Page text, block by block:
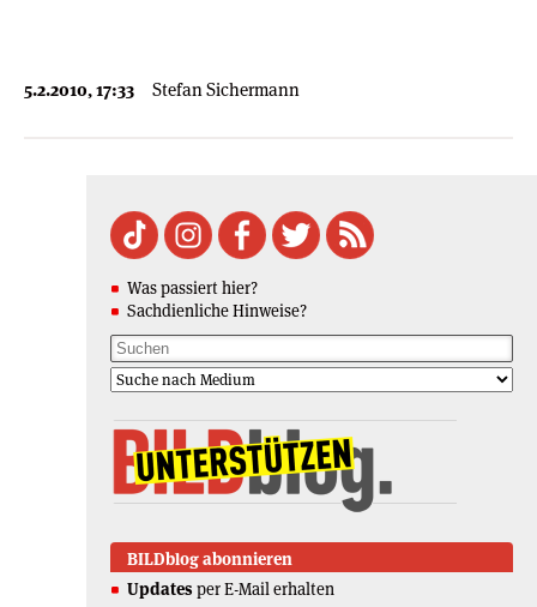
5.2.2010, 17:33 Stefan Sichermann
Was passiert hier?
Sachdienliche Hinweise?
BILDblog abonnieren
Updates per E-Mail erhalten